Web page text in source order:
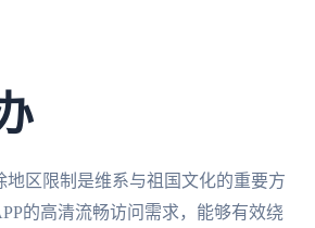
区限制是维系与祖国文化的重要方
的高清流畅访问需求，能够有效绕